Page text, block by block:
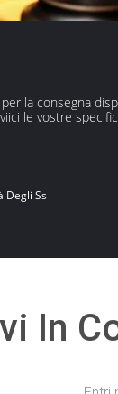
la consegna
le vostre
Degli Ss
In